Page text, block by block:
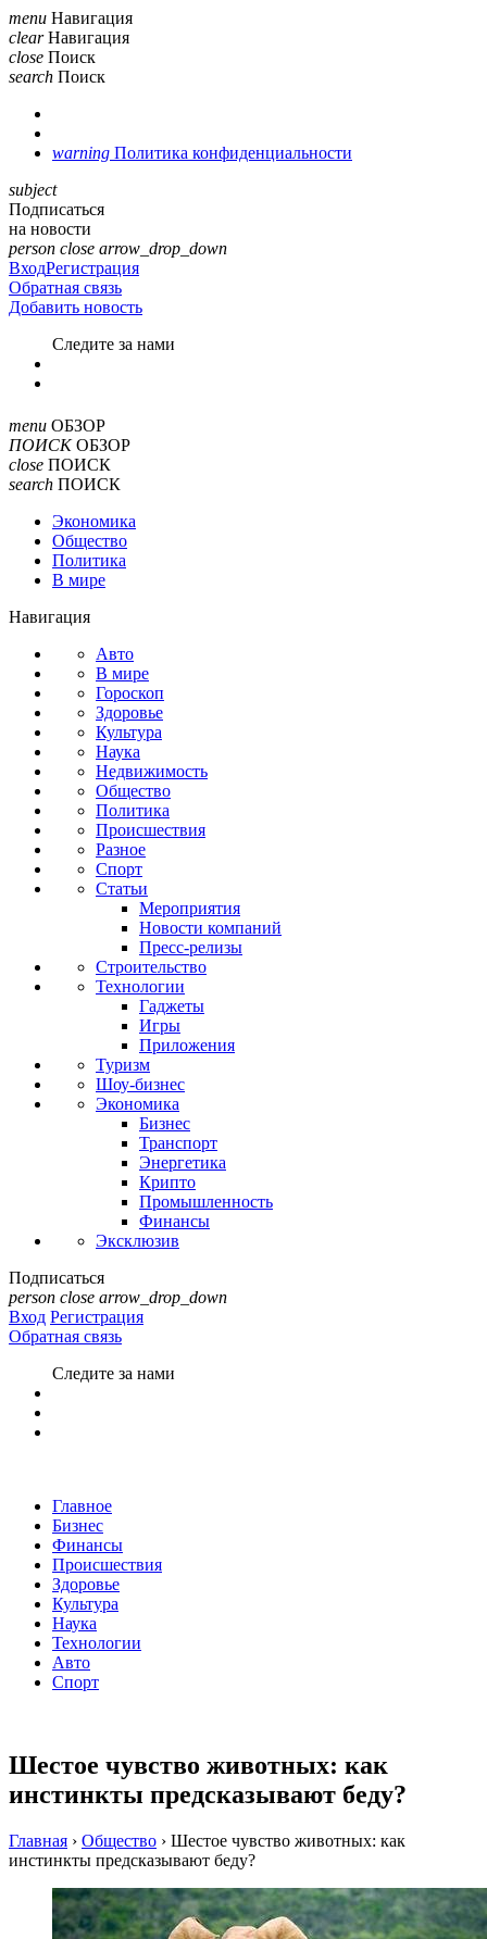
menu Навигация
clear Навигация
close Поиск
search Поиск
warning Политика конфиденциальности
subject
Подписаться
на новости
person close arrow_drop_down
ВходРегистрация
Обратная связь
Добавить новость
Cледите за нами
menu ОБЗОР
ПОИСК ОБЗОР
close ПОИСК
search ПОИСК
Экономика
Общество
Политика
В мире
Навигация
Авто
В мире
Гороскоп
Здоровье
Культура
Наука
Недвижимость
Общество
Политика
Происшествия
Разное
Спорт
Статьи
Мероприятия
Новости компаний
Пресс-релизы
Строительство
Технологии
Гаджеты
Игры
Приложения
Туризм
Шоу-бизнес
Экономика
Бизнес
Транспорт
Энергетика
Крипто
Промышленность
Финансы
Эксклюзив
Подписаться
person close arrow_drop_down
Вход Регистрация
Обратная связь
Следите за нами
Главное
Бизнес
Финансы
Происшествия
Здоровье
Культура
Наука
Технологии
Авто
Спорт
Шестое чувство животных: как
инстинкты предсказывают беду?
Главная › Общество › Шестое чувство животных: как
инстинкты предсказывают беду?